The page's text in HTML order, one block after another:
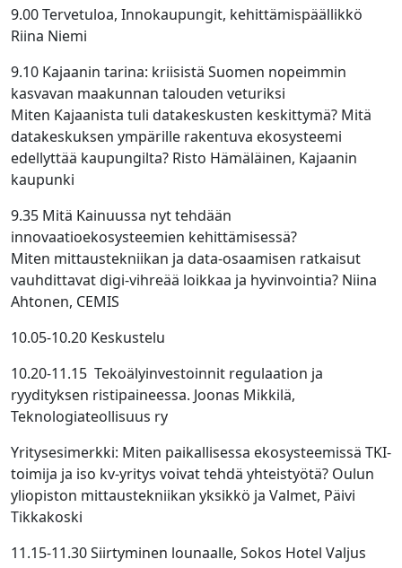
9.00 Tervetuloa, Innokaupungit​, kehittämispäällikkö
Riina Niemi
9.10 Kajaanin tarina: kriisistä Suomen nopeimmin
kasvavan maakunnan talouden veturiksi ​
Miten Kajaanista tuli datakeskusten keskittymä? Mitä
datakeskuksen ympärille rakentuva ekosysteemi
edellyttää kaupungilta?​ Risto Hämäläinen, Kajaanin
kaupunki
9.35 Mitä Kainuussa nyt tehdään
innovaatioekosysteemien kehittämisessä? ​
Miten mittaustekniikan ja data-osaamisen ratkaisut
vauhdittavat digi-vihreää loikkaa ja hyvinvointia? ​Niina
Ahtonen, CEMIS​
10.05-10.20 Keskustelu
10.20-11.15 ​ Tekoälyinvestoinnit regulaation ja
ryydityksen ristipaineessa.​ Joonas Mikkilä,
Teknologiateollisuus ry
Yritysesimerkki: Miten paikallisessa ekosysteemissä TKI-
toimija ja iso kv-yritys voivat tehdä yhteistyötä? ​Oulun
yliopiston mittaustekniikan yksikkö ja Valmet, Päivi
Tikkakoski
​11.15-11.30 Siirtyminen lounaalle, Sokos Hotel Valjus